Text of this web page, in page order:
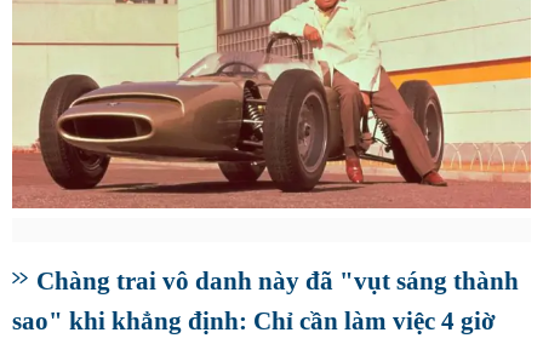
Chàng trai vô danh này đã "vụt sáng thành
sao" khi khẳng định: Chỉ cần làm việc 4 giờ